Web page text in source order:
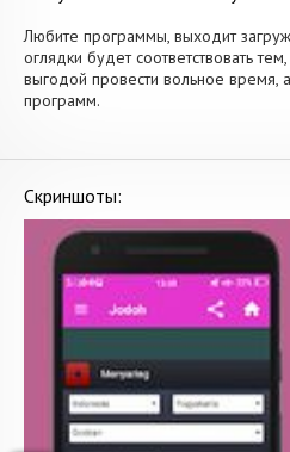
Любите программы, выходит
оглядки будет соответствовать
выгодой провести вольное время,
программ.
Скриншоты: